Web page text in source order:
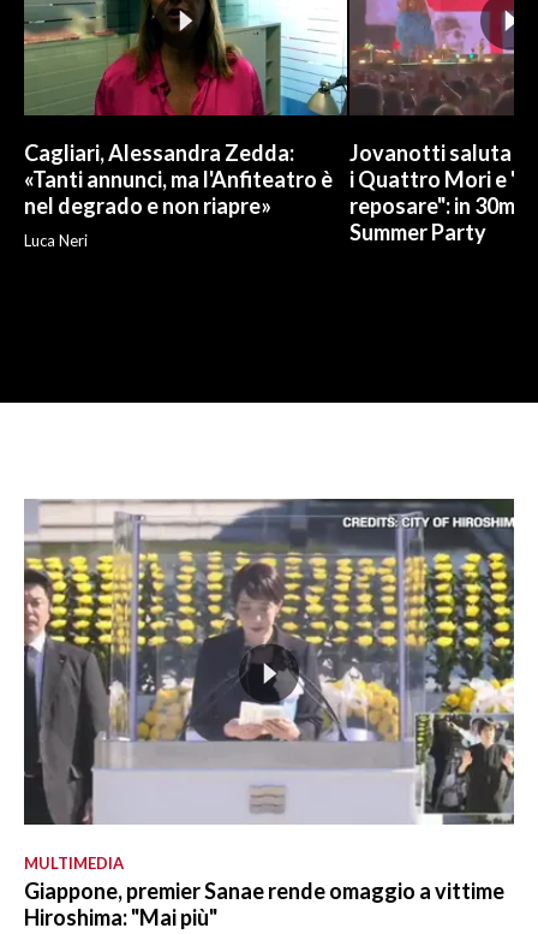
Cagliari, Alessandra Zedda:
«Tanti annunci, ma l'Anfiteatro è
nel degrado e non riapre»
Luca Neri
Jovanotti saluta la
i Quattro Mori e
reposare": in
Summer Party
MULTIMEDIA
Giappone, premier Sanae rende omaggio a vittime
Hiroshima: "Mai più"